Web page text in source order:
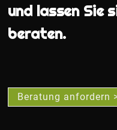
und lassen Sie
beraten.
Beratung anfordern